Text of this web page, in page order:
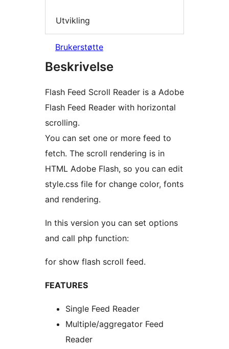
Utvikling
Brukerstøtte
Beskrivelse
Flash Feed Scroll Reader is a Adobe
Flash Feed Reader with horizontal
scrolling.
You can set one or more feed to
fetch. The scroll rendering is in
HTML Adobe Flash, so you can edit
style.css file for change color, fonts
and rendering.
In this version you can set options
and call php function:
for show flash scroll feed.
FEATURES
Single Feed Reader
Multiple/aggregator Feed
Reader